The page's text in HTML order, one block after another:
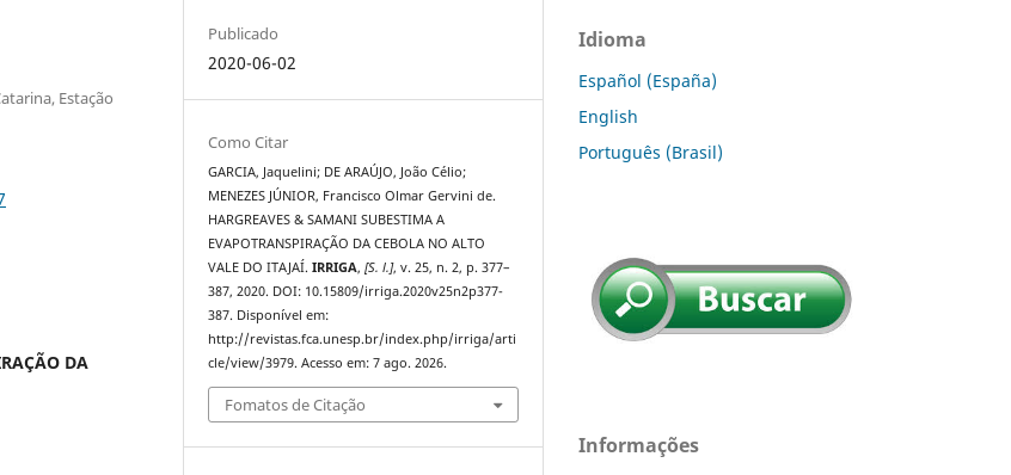
Estação
DA
Publicado
2020-06-02
Como Citar
GARCIA, Jaquelini; DE ARAÚJO, João Célio;
MENEZES JÚNIOR, Francisco Olmar Gervini de.
HARGREAVES & SAMANI SUBESTIMA A
EVAPOTRANSPIRAÇÃO DA CEBOLA NO ALTO
VALE DO ITAJAÍ.IRRIGA,[S. l.], v. 25, n. 2, p. 377–
387, 2020. DOI: 10.15809/irriga.2020v25n2p377-
387. Disponível em:
http://revistas.fca.unesp.br/index.php/irriga/arti
cle/view/3979. Acesso em: 7 ago. 2026.
Fomatos de Citação
Idioma
Español (España)
English
Português (Brasil)
Informações